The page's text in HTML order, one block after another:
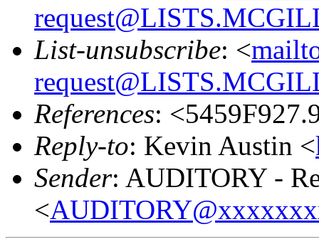
List-unsubscribe: <
References:
Reply-to: Kevin Austin <
Sender: AUDITORY -
<